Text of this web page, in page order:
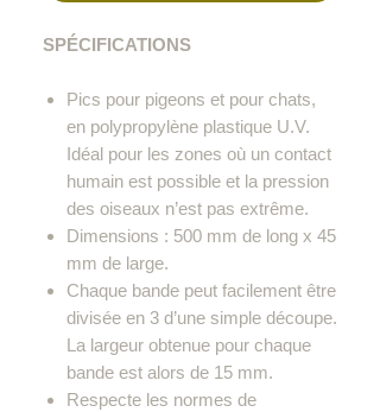
SPÉCIFICATIONS
Pics pour pigeons et pour chats,
en polypropylène plastique U.V.
Idéal pour les zones où un contact
humain est possible et la pression
des oiseaux n’est pas extrême.
Dimensions : 500 mm de long x 45
mm de large.
Chaque bande peut facilement être
divisée en 3 d’une simple découpe.
La largeur obtenue pour chaque
bande est alors de 15 mm.
Respecte les normes de